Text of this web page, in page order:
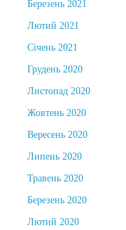
Березень 2021
Лютий 2021
Січень 2021
Грудень 2020
Листопад 2020
Жовтень 2020
Вересень 2020
Липень 2020
Травень 2020
Березень 2020
Лютий 2020